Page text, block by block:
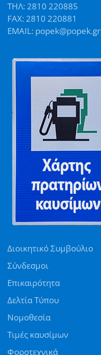
ΤΗΛ: 2810 220885
FAX: 2810 220881
EMAIL: popek@popek.gr
Διοικητικό Συμβούλιο
Σύνδεσμοι
Επικαιρότητα
Δελτία Τύπου
Νομοθεσία
Τιμές καυσίμων
Φοροτεχνικά